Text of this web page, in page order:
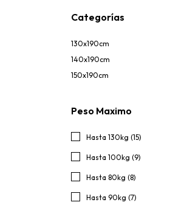
Categorías
130x190cm
140x190cm
150x190cm
Peso Maximo
Hasta 130kg (15)
Hasta 100kg (9)
Hasta 80kg (8)
Hasta 90kg (7)